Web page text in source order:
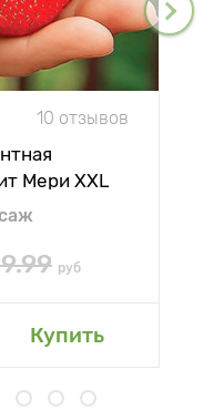
10 отзывов
Мери XXL
руб
Купить